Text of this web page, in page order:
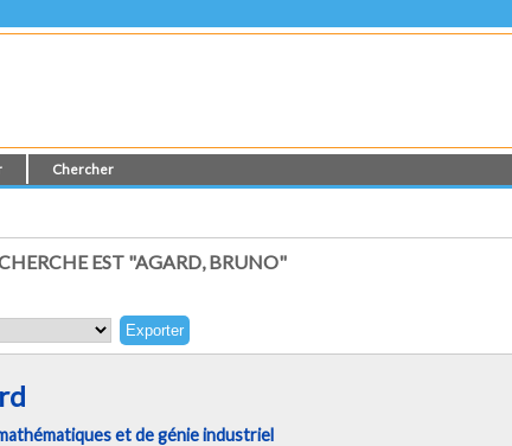
Chercher
EST "AGARD, BRUNO"
et de génie industriel